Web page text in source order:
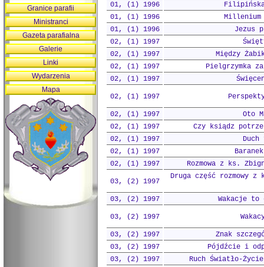
01, (1) 1996
Filipińska
01, (1) 1996
Millenium
01, (1) 1996
Jezus
02, (1) 1997
02, (1) 1997
Między
02, (1) 1997
Pielgrzymka
02, (1) 1997
02, (1) 1997
02, (1) 1997
Oto
02, (1) 1997
Czy ksiądz
02, (1) 1997
02, (1) 1997
02, (1) 1997
Rozmowa z ks.
03, (2) 1997
Druga część rozmowy z
03, (2) 1997 Wakacje to
03, (2) 1997
03, (2) 1997
Znak
03, (2) 1997
Pójdźcie i
03, (2) 1997
Ruch Światło-
Granice parafii
Ministranci
Gazeta parafialna
Galerie
Linki
Wydarzenia
Mapa